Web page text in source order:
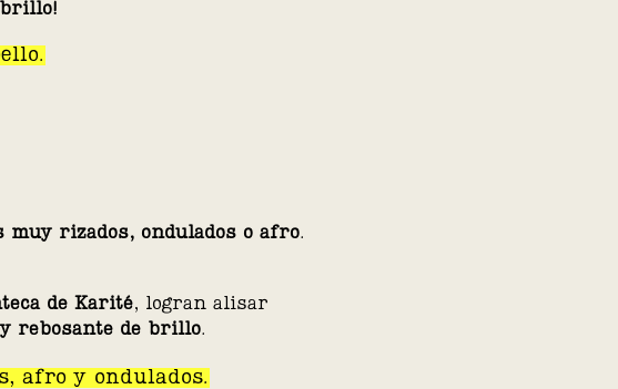
brillo!
muy rizados, ondulados o afro.
de Karité, logran alisar
rebosante de brillo.
afro y ondulados.